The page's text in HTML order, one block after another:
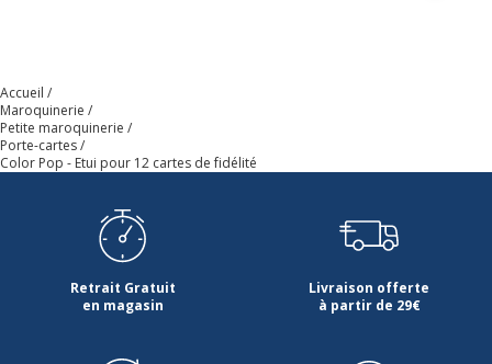
Accueil
Maroquinerie
Petite maroquinerie
Porte-cartes
Color Pop - Etui pour 12 cartes de fidélité
Retrait Gratuit
en magasin
Livraison offerte
à partir de 29€